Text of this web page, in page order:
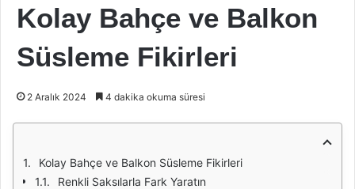
Kolay Bahçe ve Balkon
Süsleme Fikirleri
2 Aralık 2024 4 dakika okuma süresi
Kolay Bahçe ve Balkon Süsleme Fikirleri
Renkli Saksılarla Fark Yaratın